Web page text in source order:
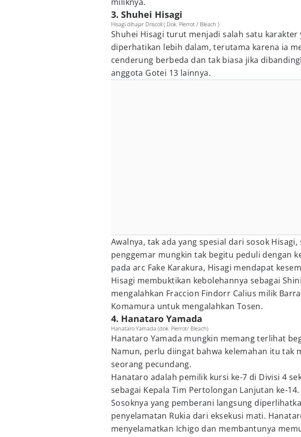
3. Shuhei Hisagi
Hisagi dihajar Driscoll ( Dok. Pierrot / Bleach )
Shuhei Hisagi turut menjadi salah satu karakter
diperhatikan lebih dalam, terutama karena ia
cenderung berbeda dan tak biasa jika
anggota Gotei 13 lainnya.
Awalnya, tak ada yang spesial dari sosok
penggemar mungkin tak begitu peduli dengan
pada arc Fake Karakura, Hisagi mendapat
Hisagi membuktikan kebolehannya sebagai
mengalahkan Fraccion Findorr Calius milik
Komamura untuk mengalahkan Tosen.
4. Hanataro Yamada
Hanataro Yamada (dok. Pierrot/ Bleach)
Hanataro Yamada mungkin memang terlihat
Namun, perlu diingat bahwa kelemahan itu tak
seorang pecundang.
Hanataro adalah pemilik kursi ke-7 di Divisi 4
sebagai Kepala Tim Pertolongan Lanjutan ke-14.
Sosoknya yang pemberani langsung
penyelamatan Rukia dari eksekusi mati.
menyelamatkan Ichigo dan membantunya